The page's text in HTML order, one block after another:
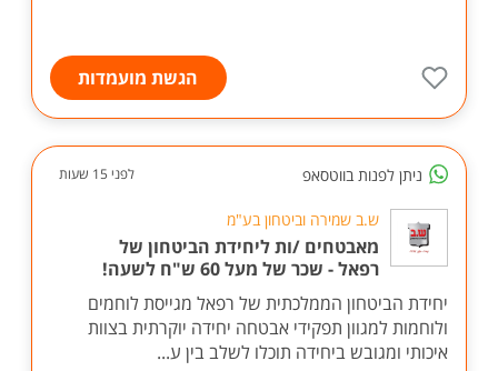
הגשת מועמדות
ניתן לפנות בווטסאפ לפני 15 שעות
ש.ב שמירה וביטחון בע"מ
מאבטחים /ות ליחידת הביטחון של
רפאל - שכר של מעל 60 ש"ח לשעה!
יחידת הביטחון הממלכתית של רפאל מגייסת לוחמים
ולוחמות למגוון תפקידי אבטחה יחידה יוקרתית בצוות
איכותי ומגובש ביחידה תוכלו לשלב בין ע...